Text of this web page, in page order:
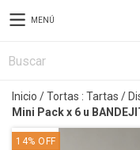
MENÚ
Inicio /Tortas : Tartas /
Mini Pack x 6 u
14% OFF